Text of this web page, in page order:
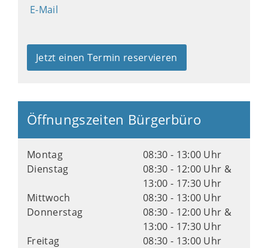
E-Mail
Jetzt einen Termin reservieren
Öffnungszeiten Bürgerbüro
Montag
08:30 - 13:00 Uhr
Dienstag
08:30 - 12:00 Uhr &
13:00 - 17:30 Uhr
Mittwoch
08:30 - 13:00 Uhr
Donnerstag
08:30 - 12:00 Uhr &
13:00 - 17:30 Uhr
Freitag
08:30 - 13:00 Uhr